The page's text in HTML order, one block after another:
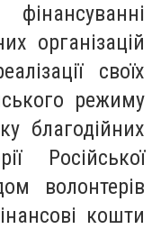
організацій
своїх
режиму
благодійних
Російської
волонтерів
кошти